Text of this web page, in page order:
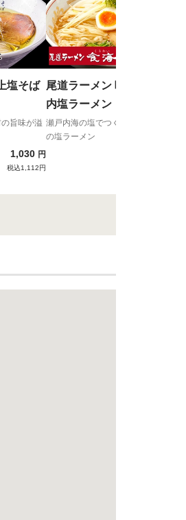
塩そば
旨味が溢
1,030 円
税込1,112円
尾道ラーメン 喰海 瀬戸
内塩ラーメン
瀬戸内海の塩でつくられる黄金
の塩ラーメン